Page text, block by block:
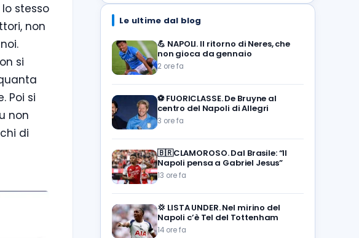
stesso
non
si
Poi si
non
di
Le ultime dal blog
💪 NAPOLI. Il ritorno di Neres, che
non gioca da gennaio
2 ore fa
⚽️ FUORICLASSE. De Bruyne al
centro del Napoli di Allegri
3 ore fa
🇧🇷CLAMOROSO. Dal Brasile: “Il
Napoli pensa a Gabriel Jesus”
13 ore fa
💢 LISTA UNDER. Nel mirino del
Napoli c’è Tel del Tottenham
14 ore fa